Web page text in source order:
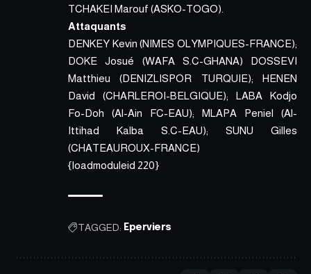
TCHAKEI Marouf (ASKO-TOGO).
Attaquants
DENKEY Kevin (NIMES OLYMPIQUES-FRANCE);
DOKE Josué (WAFA S.C-GHANA) DOSSEVI
Matthieu (DENIZLISPOR TURQUIE); HENEN
David (CHARLEROI-BELGIQUE); LABA Kodjo
Fo-Doh (Al-Ain FC-EAU); MLAPA Peniel (Al-
Ittihad Kalba S.C-EAU); SUNU Gilles
(CHATEAUROUX-FRANCE)
{loadmoduleid 220}
TAGGED: Eperviers